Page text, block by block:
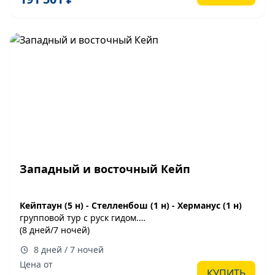
Западный и восточный Кейп
Кейптаун (5 н) - Стелленбош (1 н) - Херманус (1 н)
групповой тур с руск гидом.
(8 дней/7 ночей)
8 дней / 7 ночей
Цена от